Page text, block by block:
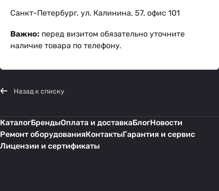
Санкт-Петербург, ул. Калинина, 57, офис 101
Важно: перед визитом обязательно уточните
наличие товара по телефону.
Назад к списку
КаталогБрендыОплата и доставкаБлогНовости
Ремонт оборудованияКонтактыГарантия и сервис
Лицензии и сертификаты